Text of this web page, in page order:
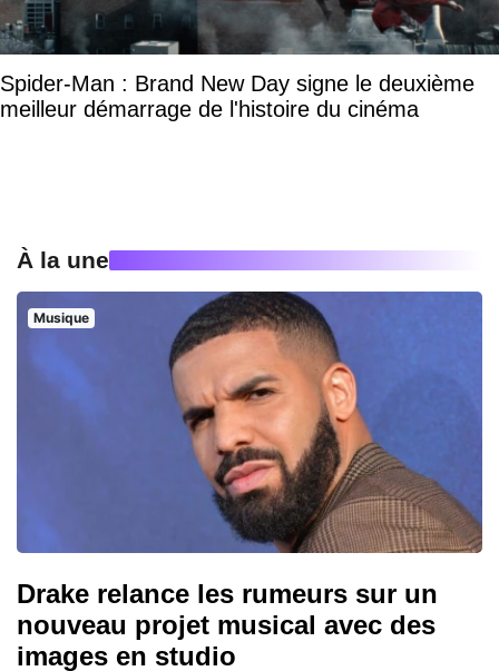
Spider-Man : Brand New Day signe le deuxième
meilleur démarrage de l'histoire du cinéma
À la une
Musique
Drake relance les rumeurs sur un
nouveau projet musical avec des
images en studio